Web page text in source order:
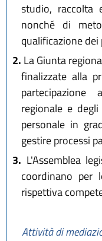
studio, raccolta
nonché di
qualificazione dei
2. La Giunta
finalizzate alla
partecipazione
regionale e
personale in
gestire processi
3. L'Assemblea
coordinano per
rispettiva
Attività di